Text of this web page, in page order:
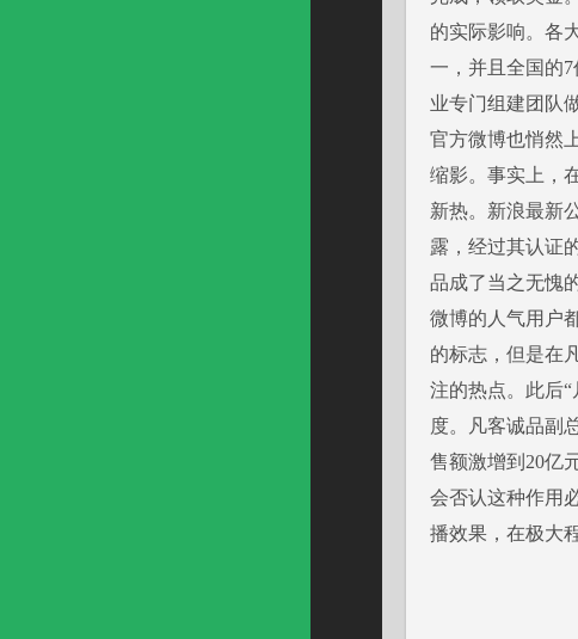
的实际影响。各
一，并且全国的
业专门组建团队
官方微博也悄然
缩影。事实上，
新热。新浪最新
露，经过其认证
品成了当之无愧
微博的人气用户
的标志，但是在
注的热点。此后
度。凡客诚品副
售额激增到20亿
会否认这种作用
播效果，在极大